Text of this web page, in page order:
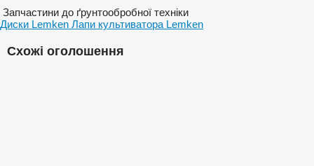
Схожі оголошення
Запчастини до ґрунтообробної техніки
Диски Lemken Лапи культиватора Lemken